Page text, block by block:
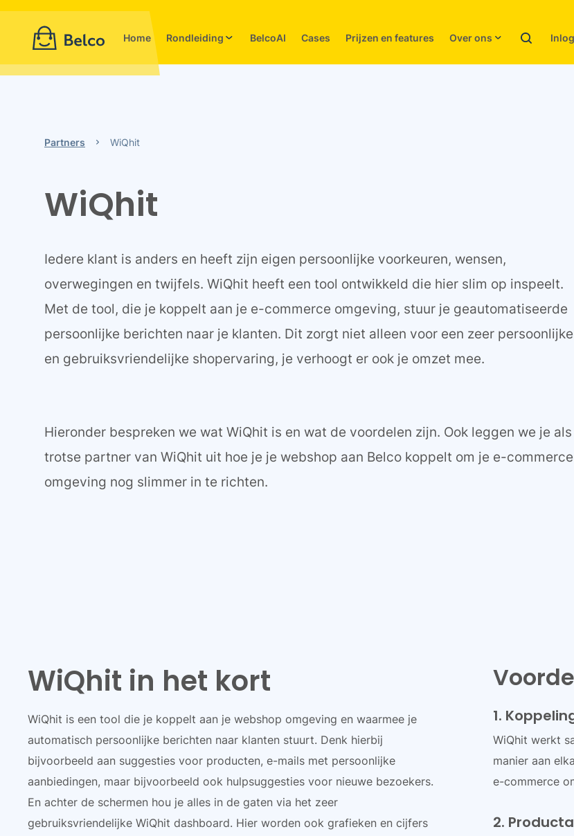
Home Rondleiding BelcoAI Cases Prijzen en features Over ons
Partners WiQhit
WiQhit
Iedere klant is anders en heeft zijn eigen persoonlijke voorkeuren, wensen,
overwegingen en twijfels. WiQhit heeft een tool ontwikkeld die hier slim op inspeelt.
Met de tool, die je koppelt aan je e-commerce omgeving, stuur je geautomatiseerde
persoonlijke berichten naar je klanten. Dit zorgt niet alleen voor een zeer persoonlijke
en gebruiksvriendelijke shopervaring, je verhoogt er ook je omzet mee.
Hieronder bespreken we wat WiQhit is en wat de voordelen zijn. Ook leggen we je als
trotse partner van WiQhit uit hoe je je webshop aan Belco koppelt om je e-commerce
omgeving nog slimmer in te richten.
WiQhit in het kort
WiQhit is een tool die je koppelt aan je webshop omgeving en waarmee je
automatisch persoonlijke berichten naar klanten stuurt. Denk hierbij
bijvoorbeeld aan suggesties voor producten, e-mails met persoonlijke
aanbiedingen, maar bijvoorbeeld ook hulpsuggesties voor nieuwe bezoekers.
En achter de schermen hou je alles in de gaten via het zeer
gebruiksvriendelijke WiQhit dashboard. Hier worden ook grafieken en cijfers
1.
WiQhit werkt
manier aan
e-commerce
2.